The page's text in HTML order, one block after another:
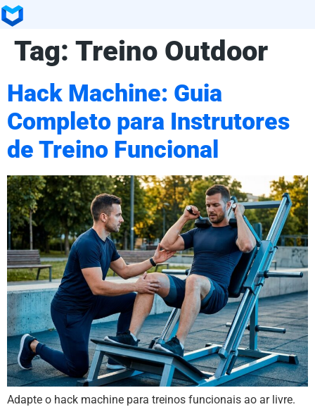
Tag: Treino Outdoor
Hack Machine: Guia
Completo para Instrutores
de Treino Funcional
Adapte o hack machine para treinos funcionais ao ar livre.